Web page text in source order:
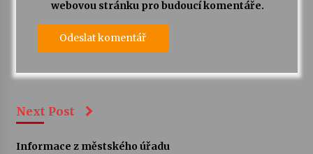
webovou stránku pro budoucí komentáře.
Next Post
Informace z městského úřadu